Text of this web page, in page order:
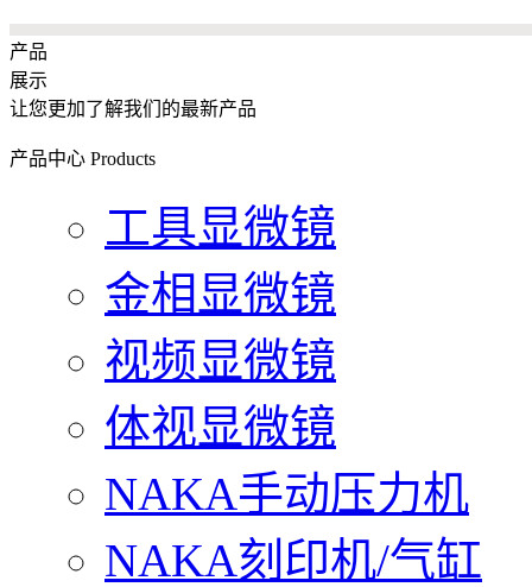
产品
展示
让您更加了解我们的最新产品
产品中心 Products
工具显微镜
金相显微镜
视频显微镜
体视显微镜
NAKA手动压力机
NAKA刻印机/气缸